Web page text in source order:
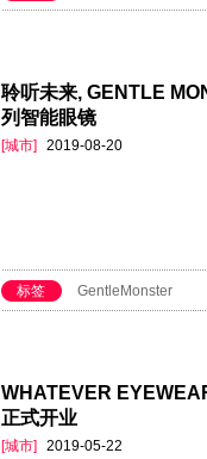
聆听未来, GENTLE
列智能眼镜
[城市] 2019-08-20
标签 GentleMonster
WHATEVER
正式开业
[城市] 2019-05-22